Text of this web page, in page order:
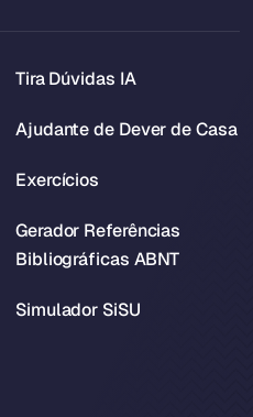
Tira Dúvidas IA
Ajudante de Dever de Casa
Exercícios
Gerador Referências
Bibliográficas ABNT
Simulador SiSU